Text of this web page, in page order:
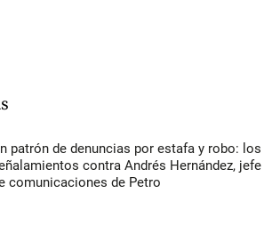
patrón de denuncias por estafa y robo: los
contra Andrés Hernández, jefe
comunicaciones de Petro